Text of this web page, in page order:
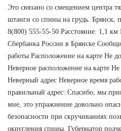
Это связано со смещением центра
штанги со спины на грудь. Брянск,
8(800) 555-55-50 Расстояние: 1,1 км
Сбербанка России в Брянске
работы Расположение на карте Не
Неверное расположение на карте
Неверный адрес Неверное время
правильный адрес: Спасибо, мы
мне, это упражнение довольно
безопасности при скручиваниях
округления спины. Губернатор